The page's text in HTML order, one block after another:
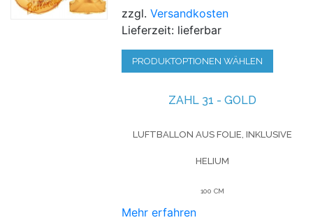
zzgl.Versandkosten
Lieferzeit: lieferbar
PRODUKTOPTIONEN WÄHLEN
ZAHL 31 - GOLD
LUFTBALLON AUS FOLIE, INKLUSIVE
HELIUM
100 CM
Mehr erfahren